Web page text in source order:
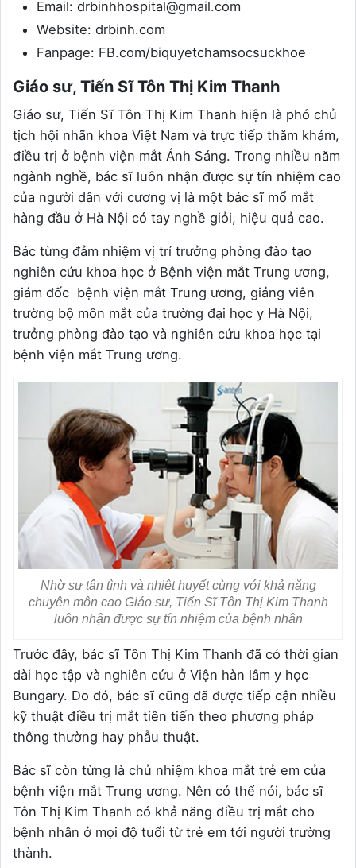
Email: drbinhhospital@gmail.com
Website: drbinh.com
Fanpage: FB.com/biquyetchamsocsuckhoe
Giáo sư, Tiến Sĩ Tôn Thị Kim Thanh
Giáo sư, Tiến Sĩ Tôn Thị Kim Thanh hiện là phó chủ
tịch hội nhãn khoa Việt Nam và trực tiếp thăm khám,
điều trị ở bệnh viện mắt Ánh Sáng. Trong nhiều năm
ngành nghề, bác sĩ luôn nhận được sự tín nhiệm cao
của người dân với cương vị là một bác sĩ mổ mắt
hàng đầu ở Hà Nội có tay nghề giỏi, hiệu quả cao.
Bác từng đảm nhiệm vị trí trưởng phòng đào tạo
nghiên cứu khoa học ở Bệnh viện mắt Trung ương,
giám đốc bệnh viện mắt Trung ương, giảng viên
trường bộ môn mắt của trường đại học y Hà Nội,
trưởng phòng đào tạo và nghiên cứu khoa học tại
bệnh viện mắt Trung ương.
Nhờ sự tận tình và nhiệt huyết cùng với khả năng
chuyên môn cao Giáo sư, Tiến Sĩ Tôn Thị Kim Thanh
luôn nhận được sự tín nhiệm của bệnh nhân
Trước đây, bác sĩ Tôn Thị Kim Thanh đã có thời gian
dài học tập và nghiên cứu ở Viện hàn lâm y học
Bungary. Do đó, bác sĩ cũng đã được tiếp cận nhiều
kỹ thuật điều trị mắt tiên tiến theo phương pháp
thông thường hay phẫu thuật.
Bác sĩ còn từng là chủ nhiệm khoa mắt trẻ em của
bệnh viện mắt Trung ương. Nên có thể nói, bác sĩ
Tôn Thị Kim Thanh có khả năng điều trị mắt cho
bệnh nhân ở mọi độ tuổi từ trẻ em tới người trường
thành.